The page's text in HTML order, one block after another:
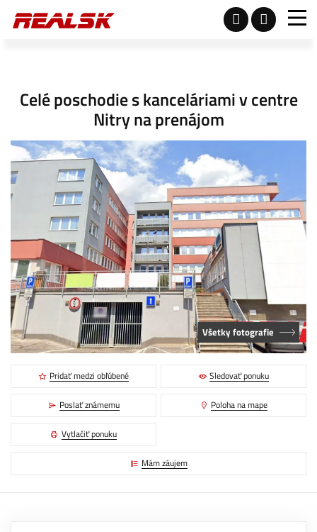
Celé poschodie s kanceláriami v centre
Nitry na prenájom
Všetky fotografie
Pridať medzi obľúbené Sledovať ponuku
Poslať známemu Poloha na mape
Vytlačiť ponuku
Mám záujem